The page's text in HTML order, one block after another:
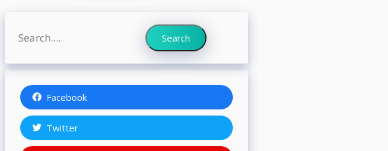
Search Search
Facebook
Twitter